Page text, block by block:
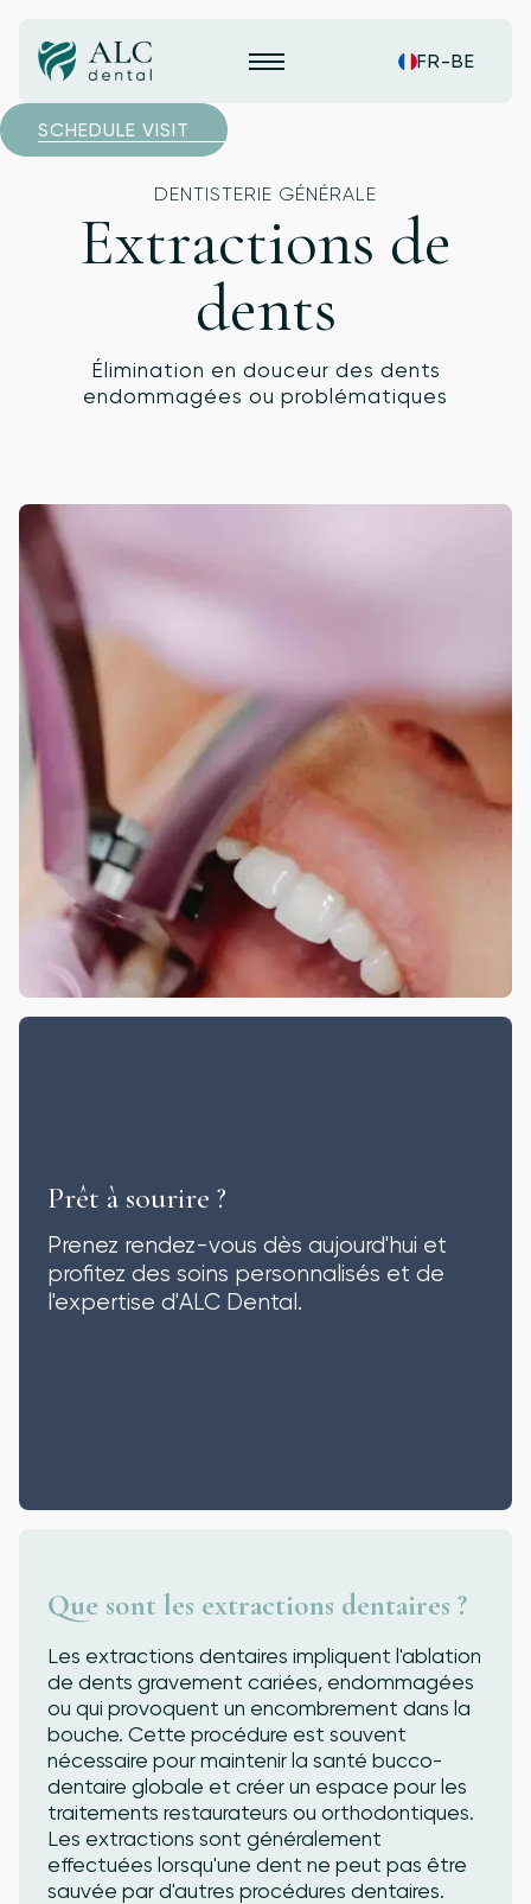
FR-BE
SCHEDULE VISIT
DENTISTERIE GÉNÉRALE
Extractions de
dents
Élimination en douceur des dents
endommagées ou problématiques
Prêt à sourire ?
Prenez rendez-vous dès aujourd'hui et
profitez des soins personnalisés et de
l'expertise d'ALC Dental.
Que sont les extractions dentaires ?
Les extractions dentaires impliquent l'ablation
de dents gravement cariées, endommagées
ou qui provoquent un encombrement dans la
bouche. Cette procédure est souvent
nécessaire pour maintenir la santé bucco-
dentaire globale et créer un espace pour les
traitements restaurateurs ou orthodontiques.
Les extractions sont généralement
effectuées lorsqu'une dent ne peut pas être
sauvée par d'autres procédures dentaires.